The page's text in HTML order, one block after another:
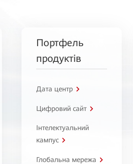
Портфель
продуктів
Дата центр
Цифровий сайт
Інтелектуальний
кампус
Глобальна мережа